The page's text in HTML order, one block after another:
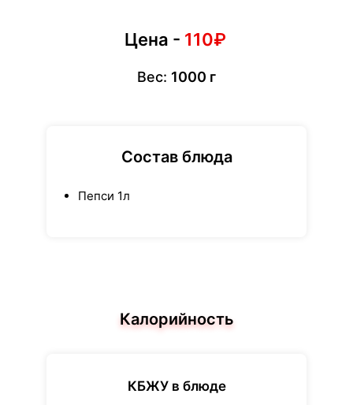
Цена - 110₽
Вес: 1000 г
Состав блюда
Пепси 1л
Калорийность
КБЖУ в блюде